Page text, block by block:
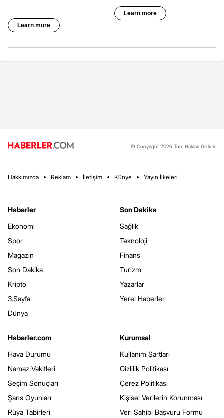
© Copyright 2026 Tüm Hakları Gizlidir.
Hakkımızda Reklam İletişim Künye Yayın İlkeleri
Haberler
Ekonomi
Spor
Magazin
Son Dakika
Kripto
3.Sayfa
Dünya
Son Dakika
Sağlık
Teknoloji
Finans
Turizm
Yazarlar
Yerel Haberler
Haberler.com
Hava Durumu
Namaz Vakitleri
Seçim Sonuçları
Şans Oyunları
Rüya Tabirleri
Kurumsal
Kullanım Şartları
Gizlilik Politikası
Çerez Politikası
Kişisel Verilerin Korunması
Veri Sahibi Başvuru Formu